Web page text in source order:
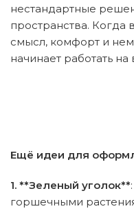
нестандартные
пространства.
смысл, комфорт и
начинает работать на
Ещё идеи для
1. **Зеленый уголок**
горшечными